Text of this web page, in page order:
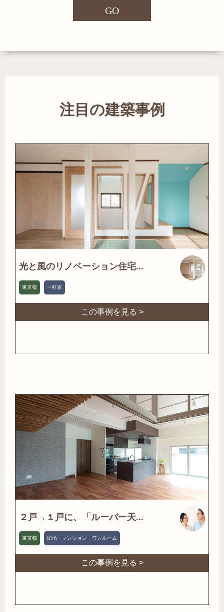
GO
注目の建築事例
光と風のリノベーション住宅...
東京都 一軒家
この事例を見る >
２戸→１戸に、「ルーバー天...
東京都 団地・マンション・ワンルーム
この事例を見る >